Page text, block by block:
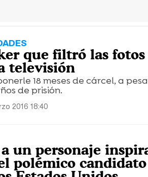
que filtró las fotos
televisión
18 meses de cárcel, a
de prisión.
2016 18:40
un personaje
polémico